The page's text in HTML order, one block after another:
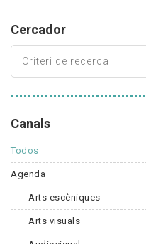
Cercador
Canals
Todos
Agenda
Arts escèniques
Arts visuals